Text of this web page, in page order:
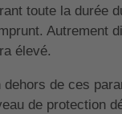
toute la durée
Autrement
élevé.
dehors de ces
de protection